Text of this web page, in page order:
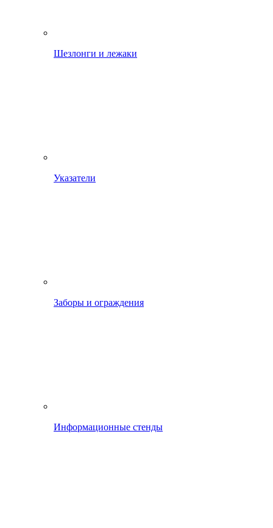
Шезлонги и лежаки
Указатели
Заборы и ограждения
Информационные стенды